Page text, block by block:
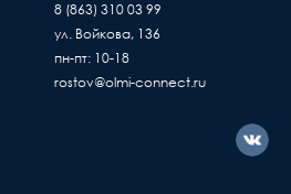
8 (863) 310 03 99
ул. Войкова, 136
пн-пт: 10-18
rostov@olmi-connect.ru